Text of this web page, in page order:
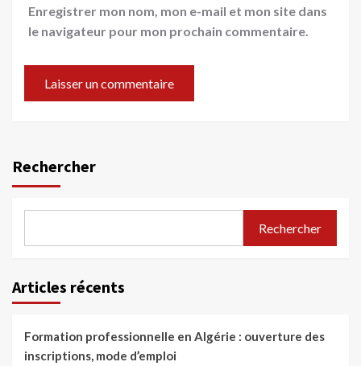
Enregistrer mon nom, mon e-mail et mon site dans
le navigateur pour mon prochain commentaire.
Rechercher
Rechercher
Articles récents
Formation professionnelle en Algérie : ouverture des
inscriptions, mode d’emploi